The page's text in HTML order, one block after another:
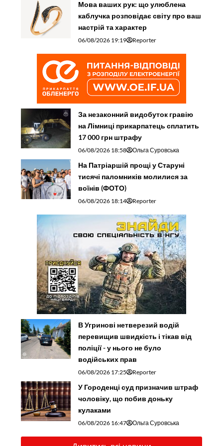
Мова ваших рук: що улюблена
каблучка розповідає світу про ваш
настрій та характер
06/08/2026 19:19 Reporter
За незаконний видобуток гравію
на Лімниці прикарпатець сплатить
17 000 грн штрафу
06/08/2026 18:58 Ольга Суровська
На Патріаршій прощі у Старуні
тисячі паломників молилися за
воїнів (ФОТО)
06/08/2026 18:14 Reporter
В Угринові нетверезий водій
перевищив швидкість і тікав від
поліції - у нього не було
водійських прав
06/08/2026 17:25 Reporter
У Городенці суд призначив штраф
чоловіку, що побив доньку
кулаками
06/08/2026 16:47 Ольга Суровська